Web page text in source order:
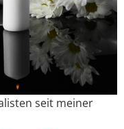
seit meiner